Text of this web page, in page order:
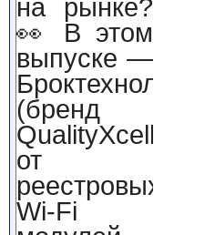
на рынке?
👀 В этом
выпуске —
Броктехнолоджи
(бренд
QualityXcellence):
от
реестровых
Wi-Fi